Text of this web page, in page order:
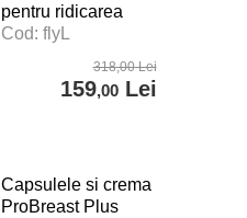
pentru ridicarea
sanilor
Cod: flyL
318,00Lei
159,00Lei
Capsulele si crema
ProBreast Plus